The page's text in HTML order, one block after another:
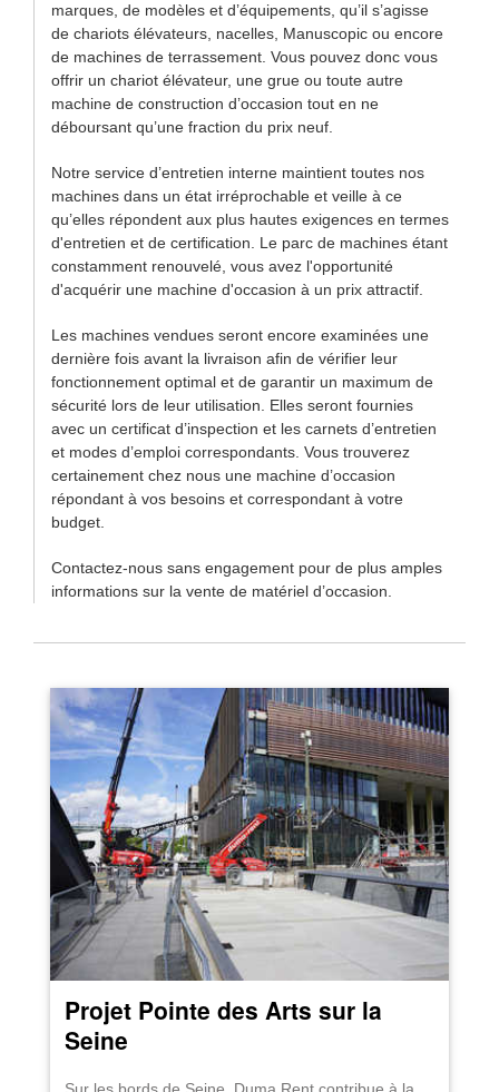
marques, de modèles et d’équipements, qu’il s’agisse
de chariots élévateurs, nacelles, Manuscopic ou encore
de machines de terrassement. Vous pouvez donc vous
offrir un chariot élévateur, une grue ou toute autre
machine de construction d’occasion tout en ne
déboursant qu’une fraction du prix neuf.
Notre service d’entretien interne maintient toutes nos
machines dans un état irréprochable et veille à ce
qu’elles répondent aux plus hautes exigences en termes
d'entretien et de certification. Le parc de machines étant
constamment renouvelé, vous avez l'opportunité
d'acquérir une machine d'occasion à un prix attractif.
Les machines vendues seront encore examinées une
dernière fois avant la livraison afin de vérifier leur
fonctionnement optimal et de garantir un maximum de
sécurité lors de leur utilisation. Elles seront fournies
avec un certificat d’inspection et les carnets d’entretien
et modes d’emploi correspondants. Vous trouverez
certainement chez nous une machine d’occasion
répondant à vos besoins et correspondant à votre
budget.
Contactez-nous sans engagement pour de plus amples
informations sur la vente de matériel d’occasion.
Projet Pointe des Arts sur la
Seine
Sur les bords de Seine, Duma Rent contribue à la